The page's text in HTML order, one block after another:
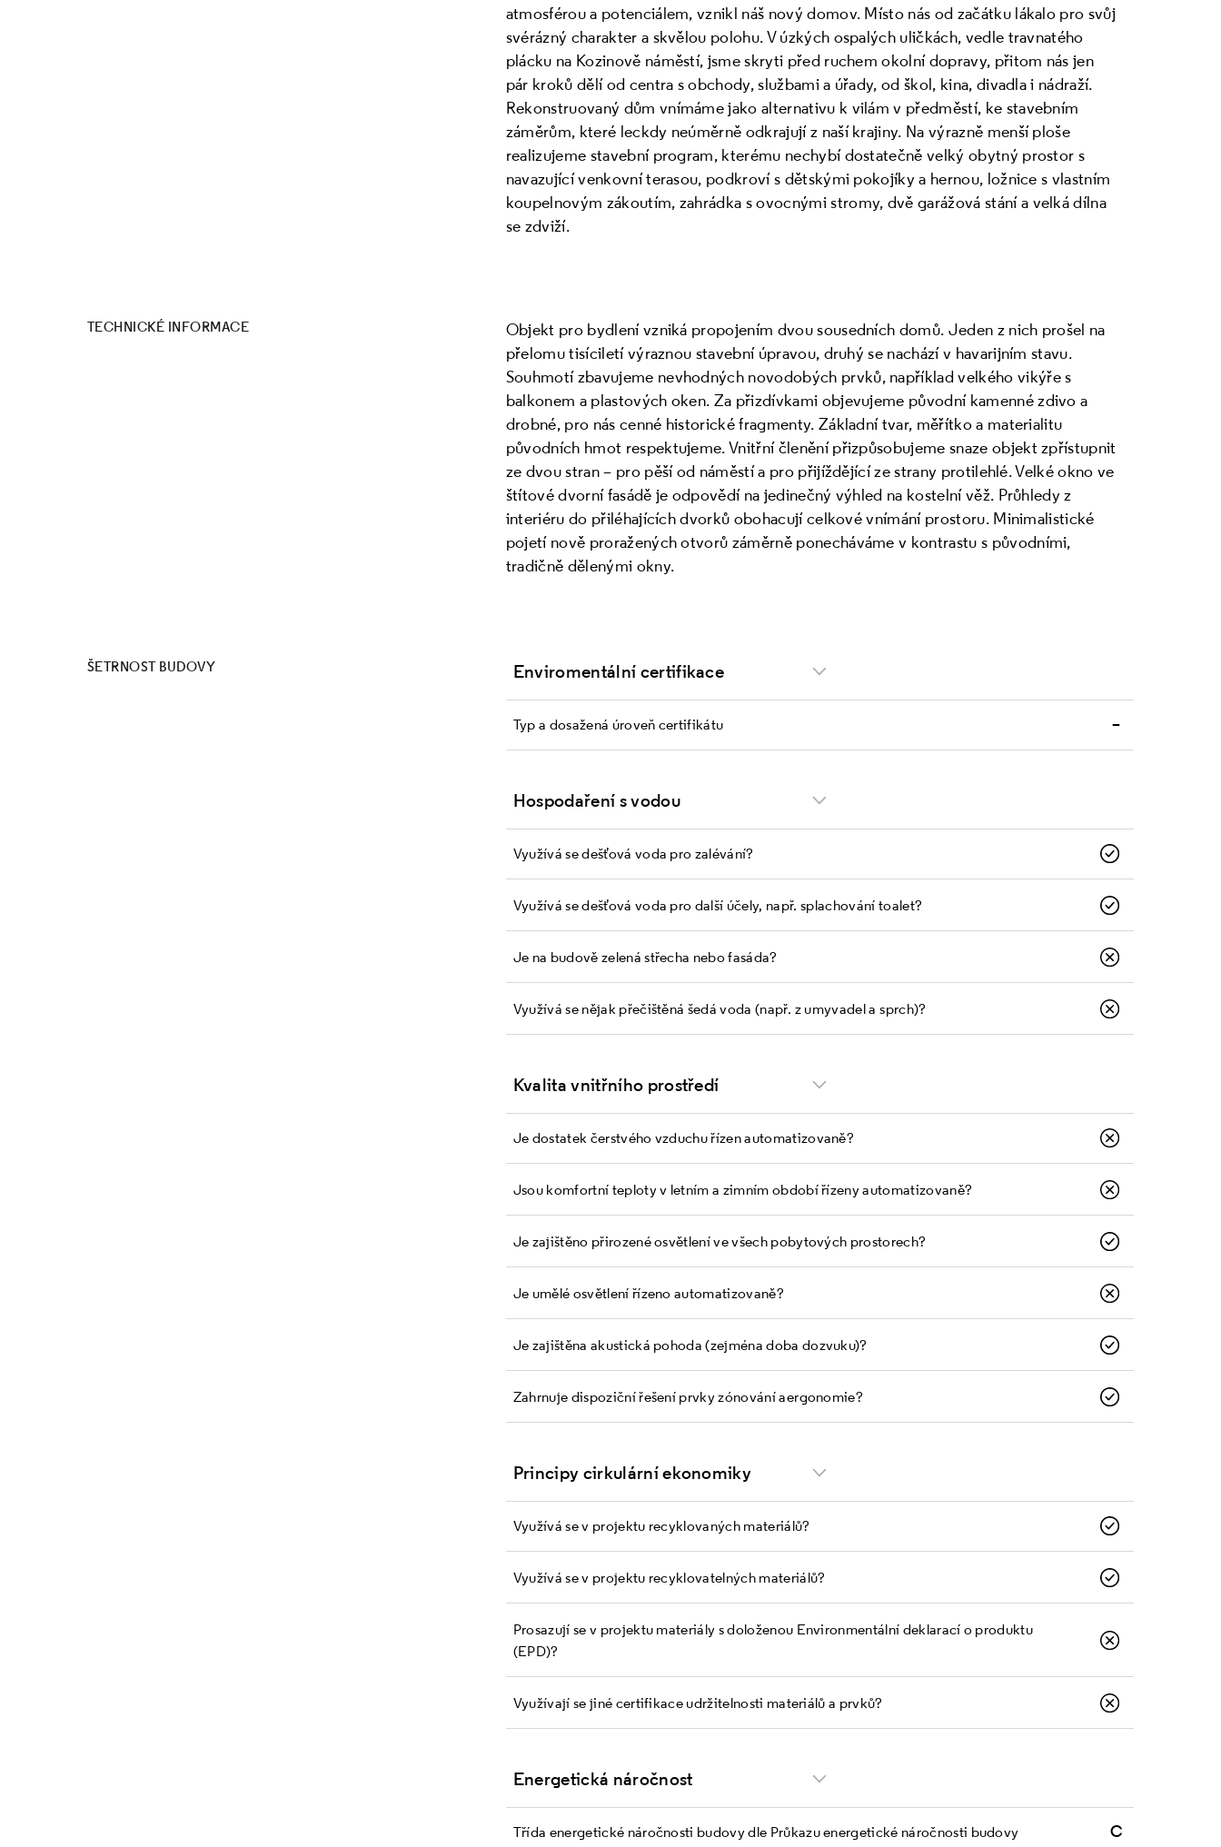
atmosférou a potenciálem, vznikl náš nový domov. Místo nás od začátku lákalo pro svůj
svérázný charakter a skvělou polohu. V úzkých ospalých uličkách, vedle travnatého
plácku na Kozinově náměstí, jsme skryti před ruchem okolní dopravy, přitom nás jen
pár kroků dělí od centra s obchody, službami a úřady, od škol, kina, divadla i nádraží.
Rekonstruovaný dům vnímáme jako alternativu k vilám v předměstí, ke stavebním
záměrům, které leckdy neúměrně odkrajují z naší krajiny. Na výrazně menší ploše
realizujeme stavební program, kterému nechybí dostatečně velký obytný prostor s
navazující venkovní terasou, podkroví s dětskými pokojíky a hernou, ložnice s vlastním
koupelnovým zákoutím, zahrádka s ovocnými stromy, dvě garážová stání a velká dílna
se zdviží.
TECHNICKÉ INFORMACE
Objekt pro bydlení vzniká propojením dvou sousedních domů. Jeden z nich prošel na
přelomu tisíciletí výraznou stavební úpravou, druhý se nachází v havarijním stavu.
Souhmotí zbavujeme nevhodných novodobých prvků, například velkého vikýře s
balkonem a plastových oken. Za přizdívkami objevujeme původní kamenné zdivo a
drobné, pro nás cenné historické fragmenty. Základní tvar, měřítko a materialitu
původních hmot respektujeme. Vnitřní členění přizpůsobujeme snaze objekt zpřístupnit
ze dvou stran – pro pěší od náměstí a pro přijíždějící ze strany protilehlé. Velké okno ve
štítové dvorní fasádě je odpovědí na jedinečný výhled na kostelní věž. Průhledy z
interiéru do přiléhajících dvorků obohacují celkové vnímání prostoru. Minimalistické
pojetí nově proražených otvorů záměrně ponecháváme v kontrastu s původními,
tradičně dělenými okny.
ŠETRNOST BUDOVY Enviromentální certifikace
Typ a dosažená úroveň certifikátu –
Hospodaření s vodou
Využívá se dešťová voda pro zalévání?
Využívá se dešťová voda pro další účely, např. splachování toalet?
Je na budově zelená střecha nebo fasáda?
Využívá se nějak přečištěná šedá voda (např. z umyvadel a sprch)?
Kvalita vnitřního prostředí
Je dostatek čerstvého vzduchu řízen automatizovaně?
Jsou komfortní teploty v letním a zimním období řízeny automatizovaně?
Je zajištěno přirozené osvětlení ve všech pobytových prostorech?
Je umělé osvětlení řízeno automatizovaně?
Je zajištěna akustická pohoda (zejména doba dozvuku)?
Zahrnuje dispoziční řešení prvky zónování a ergonomie?
Principy cirkulární ekonomiky
Využívá se v projektu recyklovaných materiálů?
Využívá se v projektu recyklovatelných materiálů?
Prosazují se v projektu materiály s doloženou Environmentální deklarací o produktu
(EPD)?
Využívají se jiné certifikace udržitelnosti materiálů a prvků?
Energetická náročnost
Třída energetické náročnosti budovy dle Průkazu energetické náročnosti budovy C